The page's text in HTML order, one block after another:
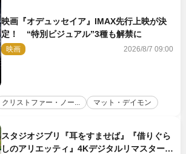
映画『オデュッセイア』IMAX先行上映が決
定！ “特別ビジュアル”3種も解禁に
映画 2026/8/7 09:00
クリストファー・ノー... マット・デイモン
スタジオジブリ『耳をすませば』『借りぐら
しのアリエッティ』4Kデジタルリマスターで